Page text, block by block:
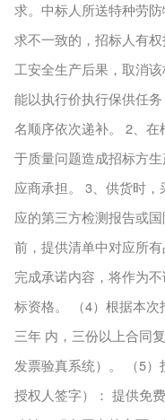
求。中标人所送特种劳
求不一致的，招标人有
工安全生产后果，取消
能以执行价执行保供任
名顺序依次递补。 2、
于质量问题造成招标方
应商承担。 3、供货时
应的第三方检测报告或
前，提供清单中对应所
完成承诺内容，将作为
标资格。 （4）根据本
三年 内，三份以上合同
发票验真系统）。 （5
授权人签字）： 提供免